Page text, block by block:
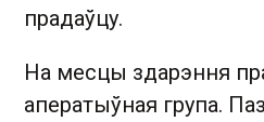
прадаўцу.
На месцы здарэння
аператыўная група.